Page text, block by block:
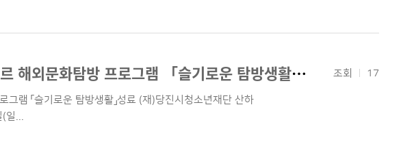
당진시학교밖청소년지원센터 꿈드림, 싱가포르 해외문화탐방 프로그램 「슬기로운 탐방생활」성료
램 「슬기로운 탐방생활」성료 (재)당진시청소년재단 산하
...
조회 17